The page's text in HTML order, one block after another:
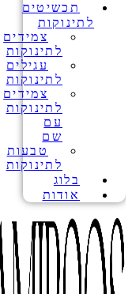
תכשיטים
לתינוקות
צמידים
לתינוקות
עגילים
לתינוקות
צמידים
לתינוקות
עם
שם
טבעות
לתינוקות
בלוג
אודות